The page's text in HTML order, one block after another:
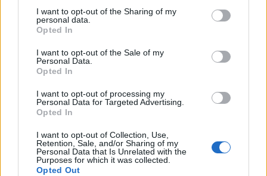
not limited to your visit or usage behaviour. You may click to
grant or deny consent to Google and its third-party tags to
use your data for below specified purposes in below Google
consent section.
I want to opt-out of the Sharing of my
personal data.
Opted In
I want to opt-out of the Sale of my
Personal Data.
Opted In
I want to opt-out of processing my
Personal Data for Targeted Advertising.
Opted In
I want to opt-out of Collection, Use,
Retention, Sale, and/or Sharing of my
Personal Data that Is Unrelated with the
Purposes for which it was collected.
Opted Out
műveiből, másnap a Korinda Zenekar lép fel.
koncertjét hallgathatják az érdeklődők, majd Szalai András
cimbalomművész Fülei Balázzsal játszik válogatást Liszt
Ferenc kései műveiből cimbalom-zongora átdolgozásban. A
zárókoncertet július 20-án este rendezik, itt egy változatos
munka eredményét.